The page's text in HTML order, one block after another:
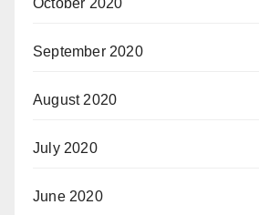
September 2020
August 2020
July 2020
June 2020